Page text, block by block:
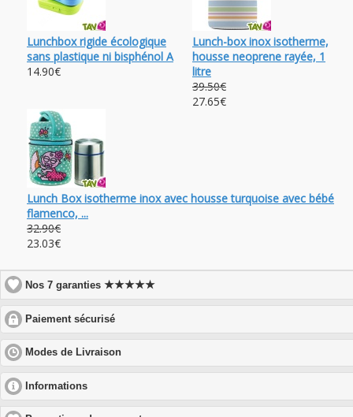
Lunchbox rigide écologique
sans plastique ni bisphénol A
14.90€
Lunch-box inox isotherme,
housse neoprene rayée, 1
litre
39.50€
27.65€
Lunch Box isotherme inox avec housse turquoise avec bébé
flamenco, ...
32.90€
23.03€
Nos 7 garanties★★★★★
Paiement sécurisé
to
expand
contents
Modes de Livraison
to
Informations
to